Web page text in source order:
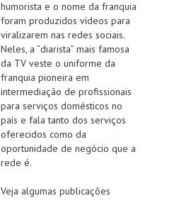
humorista e o nome da franquia
foram produzidos vídeos para
viralizarem nas redes sociais.
Neles, a “diarista” mais famosa
da TV veste o uniforme da
franquia pioneira em
intermediação de profissionais
para serviços domésticos no
país e fala tanto dos serviços
oferecidos como da
oportunidade de negócio que a
rede é.
Veja algumas publicações